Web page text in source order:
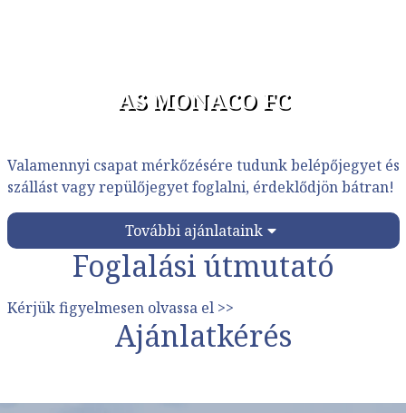
AS MONACO FC
Valamennyi csapat mérkőzésére tudunk belépőjegyet és
szállást vagy repülőjegyet foglalni, érdeklődjön bátran!
További ajánlataink
Foglalási útmutató
Kérjük figyelmesen olvassa el >>
Ajánlatkérés